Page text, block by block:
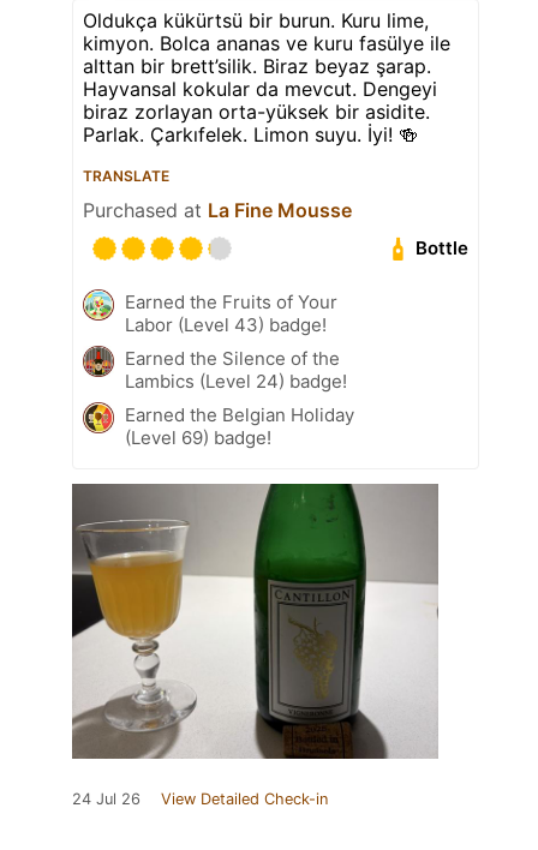
Oldukça kükürtsü bir burun. Kuru lime,
kimyon. Bolca ananas ve kuru fasülye ile
alttan bir brett’silik. Biraz beyaz şarap.
Hayvansal kokular da mevcut. Dengeyi
biraz zorlayan orta-yüksek bir asidite.
Parlak. Çarkıfelek. Limon suyu. İyi! 🍻
TRANSLATE
Purchased at La Fine Mousse
Bottle
Earned the Fruits of Your
Labor (Level 43) badge!
Earned the Silence of the
Lambics (Level 24) badge!
Earned the Belgian Holiday
(Level 69) badge!
24 Jul 26 View Detailed Check-in